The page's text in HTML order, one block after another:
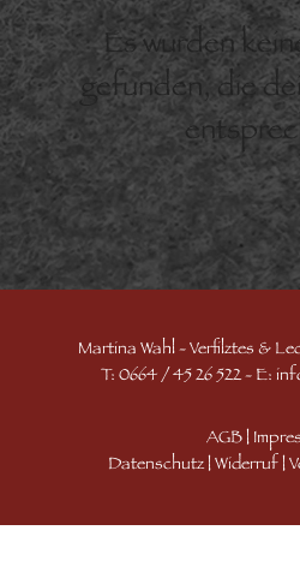
Es wurden
gefunden, die
Martina Wahl - Verfilztes &
T: 0664 / 45 26 522 - E:
AGB|
Datenschutz|Widerruf|